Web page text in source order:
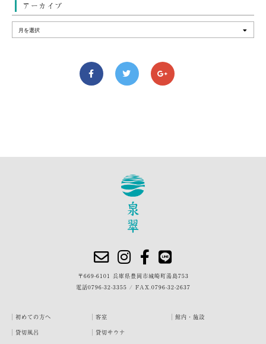
アーカイブ
〒669-6101 兵庫県豊岡市城崎町湯島753
電話0796-32-3355 / FAX.0796-32-2637
初めての方へ 客室
館内・施設
貸切風呂
貸切サウナ